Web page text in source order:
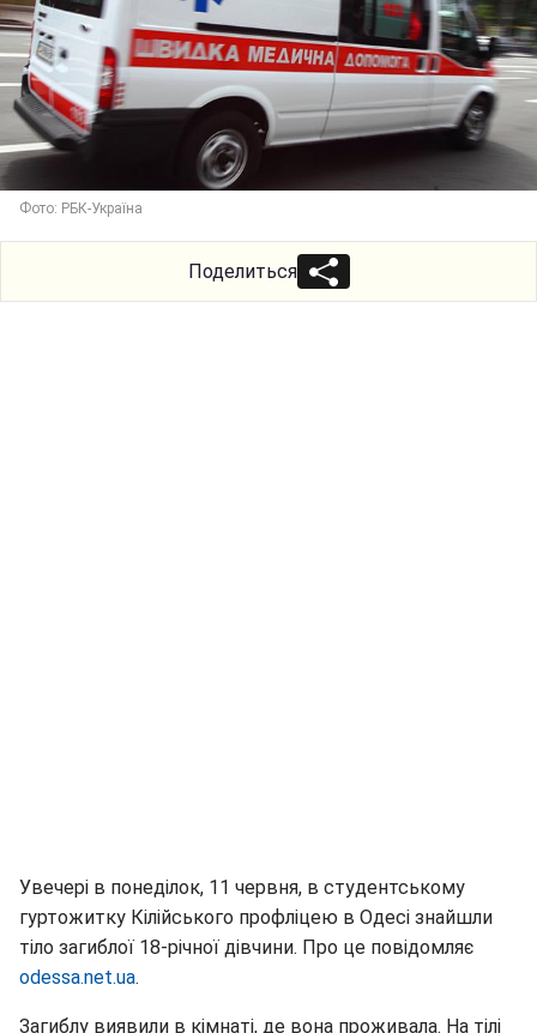
Фото: РБК-Україна
Поделиться
Увечері в понеділок, 11 червня, в студентському
гуртожитку Кілійського профліцею в Одесі знайшли
тіло загиблої 18-річної дівчини. Про це повідомляє
odessa.net.ua.
Загиблу виявили в кімнаті, де вона проживала. На тілі